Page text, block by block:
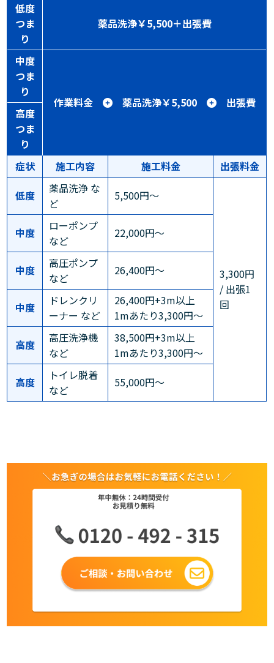
低度
つま
り
薬品洗浄￥5,500＋出張費
中度
つま
り
作業料金 薬品洗浄￥5,500 出張費
高度
つま
り
症状
施工内容 施工料金
出張料金
低度
薬品洗浄 な
ど
5,500円～
3,300円
/ 出張1
回
中度
ローポンプ
など
22,000円～
中度
高圧ポンプ
など
26,400円～
中度
ドレンクリ
ーナー など
26,400円+3m以上
1mあたり3,300円～
高度
高圧洗浄機
など
38,500円+3m以上
1mあたり3,300円～
高度
トイレ脱着
など
55,000円～